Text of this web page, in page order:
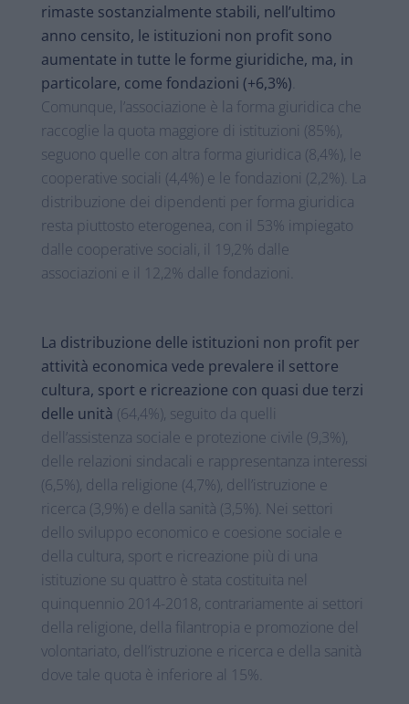
rimaste sostanzialmente stabili, nell’ultimo
anno censito, le istituzioni non profit sono
aumentate in tutte le forme giuridiche, ma, in
particolare, come fondazioni (+6,3%)
Comunque, l’associazione è la forma giuridica che
raccoglie la quota maggiore di istituzioni (85%),
seguono quelle con altra forma giuridica (8,4%), le
cooperative sociali (4,4%) e le fondazioni (2,2%). La
distribuzione dei dipendenti per forma giuridica
resta piuttosto eterogenea, con il 53% impiegato
dalle cooperative sociali, il 19,2% dalle
associazioni e il 12,2% dalle fondazioni.
La distribuzione delle istituzioni non profit per
attività economica vede prevalere il settore
cultura, sport e ricreazione con quasi due terzi
delle unità (64,4%), seguito da quelli
dell’assistenza sociale e protezione civile (9,3%),
delle relazioni sindacali e rappresentanza interessi
(6,5%), della religione (4,7%), dell’istruzione e
ricerca (3,9%) e della sanità (3,5%). Nei settori
dello sviluppo economico e coesione sociale e
della cultura, sport e ricreazione più di una
istituzione su quattro è stata costituita nel
quinquennio 2014-2018, contrariamente ai settori
della religione, della filantropia e promozione del
volontariato, dell’istruzione e ricerca e della sanità
dove tale quota è inferiore al 15%.